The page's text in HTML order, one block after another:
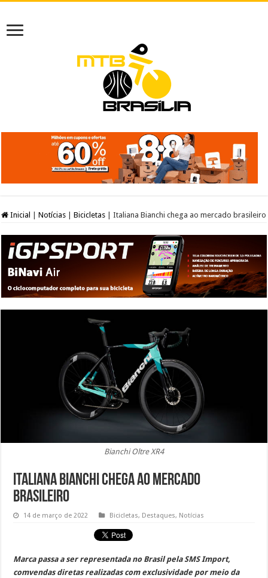
Inicial Notícias Bicicletas Italiana Bianchi chega ao mercado brasileiro
Bianchi Oltre XR4
Italiana Bianchi chega ao mercado
brasileiro
14 de março de 2022 Bicicletas, Destaques, Notícias
Marca passa a ser representada no Brasil pela SMS Import,
comvendas diretas realizadas com exclusividade por meio da